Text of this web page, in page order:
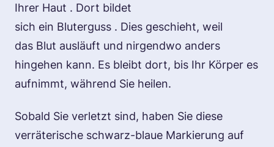
Ihrer Haut . Dort bildet
sich ein Bluterguss . Dies geschieht, weil
das Blut ausläuft und nirgendwo anders
hingehen kann. Es bleibt dort, bis Ihr Körper es
aufnimmt, während Sie heilen.
Sobald Sie verletzt sind, haben Sie diese
verräterische schwarz-blaue Markierung auf